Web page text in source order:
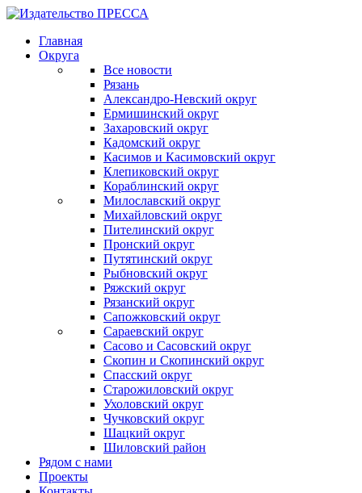
Главная
Округа
Все новости
Рязань
Александро-Невский округ
Ермишинский округ
Захаровский округ
Кадомский округ
Касимов и Касимовский округ
Клепиковский округ
Кораблинский округ
Милославский округ
Михайловский округ
Пителинский округ
Пронский округ
Путятинский округ
Рыбновский округ
Ряжский округ
Рязанский округ
Сапожковский округ
Сараевский округ
Сасово и Сасовский округ
Скопин и Скопинский округ
Спасский округ
Старожиловский округ
Ухоловский округ
Чучковский округ
Шацкий округ
Шиловский район
Рядом с нами
Проекты